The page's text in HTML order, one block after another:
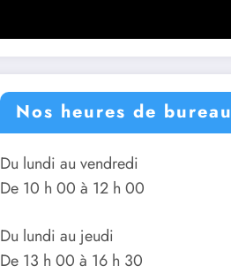
Nos heures de bureau
Du lundi au vendredi
De 10 h 00 à 12 h 00
Du lundi au jeudi
De 13 h 00 à 16 h 30